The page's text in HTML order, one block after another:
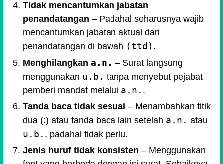
Tidak mencantumkan jabatan
penandatangan – Padahal seharusnya wajib
mencantumkan jabatan aktual dari
penandatangan di bawah (ttd) .
Menghilangkana.n. – Surat langsung
menggunakan u.b. tanpa menyebut pejabat
pemberi mandat melalui a.n. .
Tanda baca tidak sesuai – Menambahkan titik
dua (:) atau tanda baca lain setelah a.n. atau
u.b. , padahal tidak perlu.
Jenis huruf tidak konsisten – Menggunakan